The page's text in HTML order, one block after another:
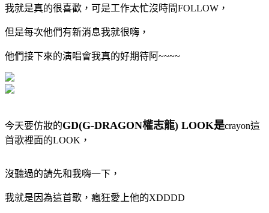
我就是真的很喜歡，可是工作太忙沒時間FOLLOW，
但是每次他們有新消息我就很嗨，
他們接下來的演唱會我真的好期待阿~~~~
今天要仿妝的GD(G-DRAGON權志龍) LOOK是crayon這
首歌裡面的LOOK，
沒聽過的請先和我嗨一下，
我就是因為這首歌，瘋狂愛上他的XDDDD